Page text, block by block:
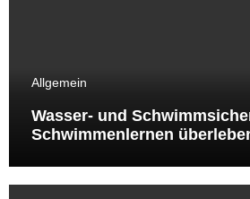
Allgemein
Wasser- und
Schwimmenlernen